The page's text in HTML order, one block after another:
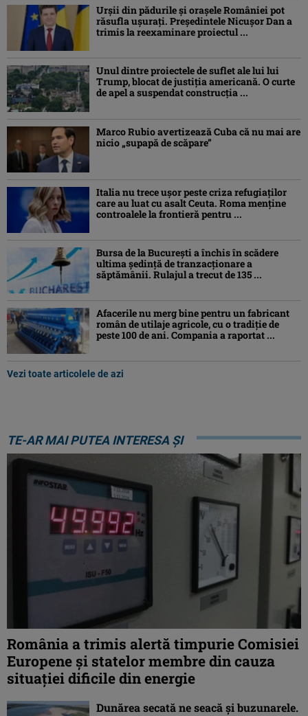
Urșii din pădurile și orașele României pot
răsufla ușurați. Președintele Nicușor Dan a
trimis la reexaminare proiectul ...
Unul dintre proiectele de suflet ale lui lui
Trump, blocat de justiția americană. O curte
de apel a suspendat construcția ...
Marco Rubio avertizează Cuba că nu mai are
nicio „supapă de scăpare”
Italia nu trece ușor peste criza refugiaților
care au luat cu asalt Ceuta. Roma menține
controalele la frontieră pentru ...
Bursa de la București a închis în scădere
ultima ședință de tranzacționare a
săptămânii. Rulajul a trecut de 135 ...
Afacerile nu merg bine pentru un fabricant
român de utilaje agricole, cu o tradiție de
peste 100 de ani. Compania a raportat ...
Vezi toate articolele de azi
TE-AR MAI PUTEA INTERESA ȘI
România a trimis alertă timpurie Comisiei
Europene și statelor membre din cauza
situației dificile din energie
Dunărea secată ne seacă și buzunarele.